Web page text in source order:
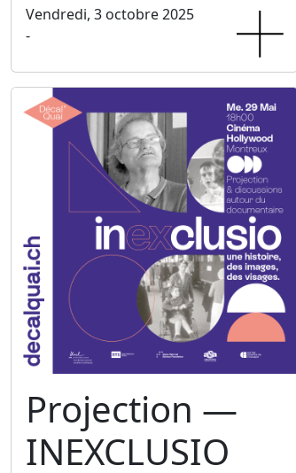
Vendredi, 3 octobre 2025
-
Projection —
INEXCLUSIO